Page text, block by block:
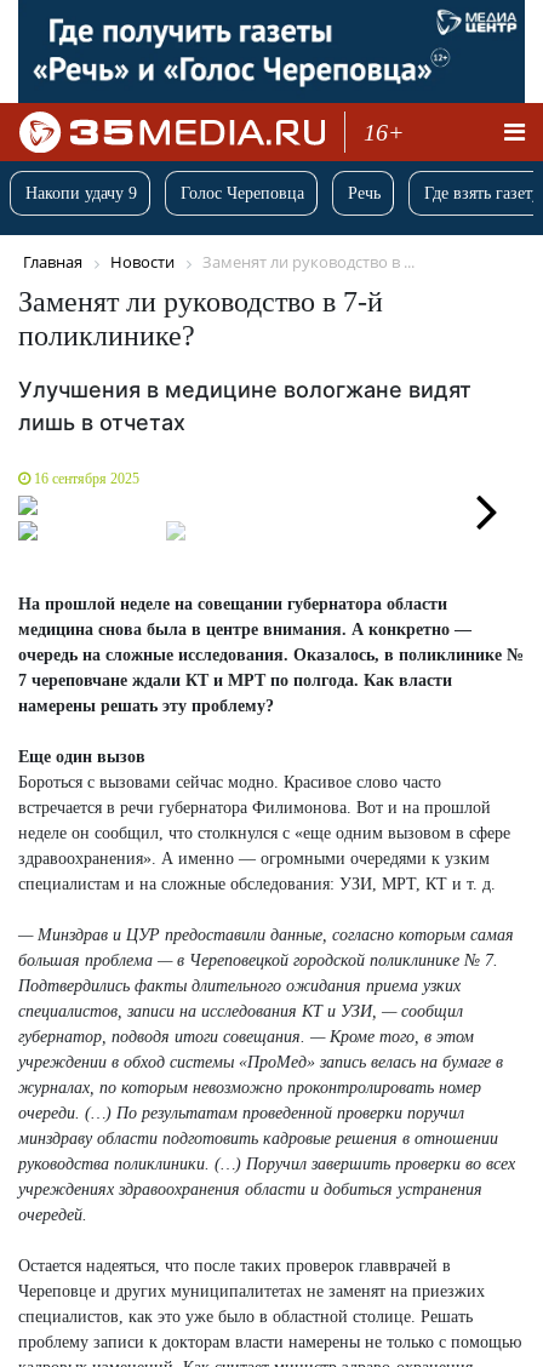
16+
Накопи удачу 9 Голос Череповца Речь Где взять
Главная Новости Заменят ли руководство в ...
Заменят ли руководство в 7-й
поликлинике?
Улучшения в медицине вологжане видят
лишь в отчетах
16 сентября 2025
На прошлой неделе на совещании губернатора области
медицина снова была в центре внимания. А конкретно —
очередь на сложные исследования. Оказалось, в поликлинике №
7 череповчане ждали КТ и МРТ по полгода. Как власти
намерены решать эту проблему?
Еще один вызов
Бороться с вызовами сейчас модно. Красивое слово часто
встречается в речи губернатора Филимонова. Вот и на прошлой
неделе он сообщил, что столкнулся с «еще одним вызовом в сфере
здравоохранения». А именно — огромными очередями к узким
специалистам и на сложные обследования: УЗИ, МРТ, КТ и т. д.
— Минздрав и ЦУР предоставили данные, согласно которым самая
большая проблема — в Череповецкой городской поликлинике № 7.
Подтвердились факты длительного ожидания приема узких
специалистов, записи на исследования КТ и УЗИ, — сообщил
губернатор, подводя итоги совещания. — Кроме того, в этом
учреждении в обход системы «ПроМед» запись велась на бумаге в
журналах, по которым невозможно проконтролировать номер
очереди. (…) По результатам проведенной проверки поручил
минздраву области подготовить кадровые решения в отношении
руководства поликлиники. (…) Поручил завершить проверки во всех
учреждениях здравоохранения области и добиться устранения
очередей.
Остается надеяться, что после таких проверок главврачей в
Череповце и других муниципалитетах не заменят на приезжих
специалистов, как это уже было в областной столице. Решать
проблему записи к докторам власти намерены не только с помощью